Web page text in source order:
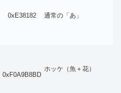
0xE38182 通常の「あ」
0xF0A9B8BD
ホッケ（魚＋花）